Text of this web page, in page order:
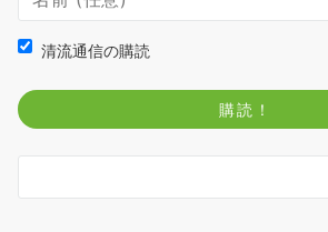
清流通信の購読